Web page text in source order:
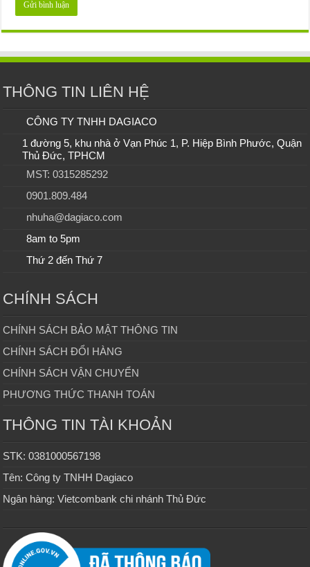
THÔNG TIN LIÊN HỆ
CÔNG TY TNHH DAGIACO
1 đường 5, khu nhà ở Vạn Phúc 1, P. Hiệp Bình Phước, Quận
Thủ Đức, TPHCM
MST: 0315285292
0901.809.484
nhuha@dagiaco.com
8am to 5pm
Thứ 2 đến Thứ 7
CHÍNH SÁCH
CHÍNH SÁCH BẢO MẬT THÔNG TIN
CHÍNH SÁCH ĐỔI HÀNG
CHÍNH SÁCH VẬN CHUYỂN
PHƯƠNG THỨC THANH TOÁN
THÔNG TIN TÀI KHOẢN
STK: 0381000567198
Tên: Công ty TNHH Dagiaco
Ngân hàng: Vietcombank chi nhánh Thủ Đức